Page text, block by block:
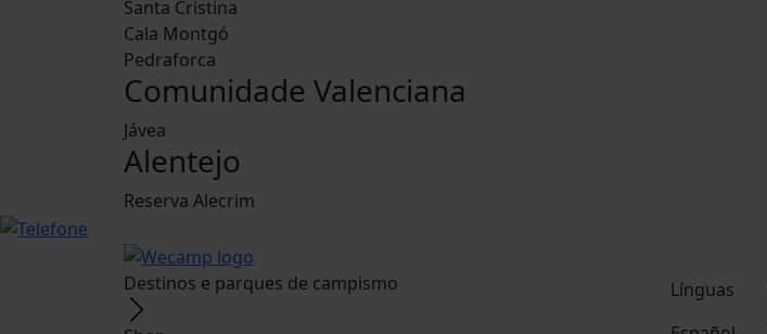
Santa Cristina
Cala Montgó
Pedraforca
Comunidade Valenciana
Jávea
Alentejo
Reserva Alecrim
Destinos e parques de campismo
Línguas